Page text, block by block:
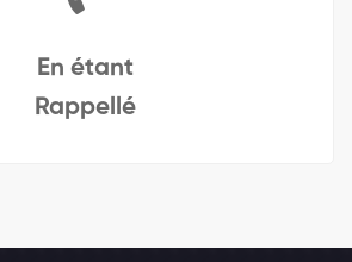
En étant
Rappellé